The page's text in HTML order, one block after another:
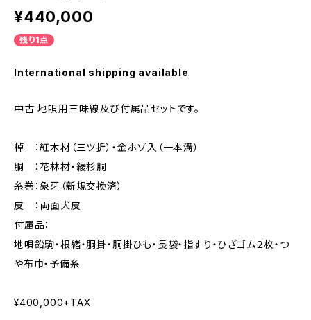
¥440,000
残り1点
International shipping available
中古 地唄用三味線及び付属品セットです。
棹 ：紅木材（三ツ折）・金ホゾ入（一本溝）
胴 ：花林材・綾杉胴
糸巻：象牙（新規交換済）
皮 ：両面犬皮
付属品：
地唄鉛駒・根緒・胴掛・胴掛ひも・長袋・指すり・ひざゴム２枚・つ
や布巾・予備糸
¥400,000+TAX